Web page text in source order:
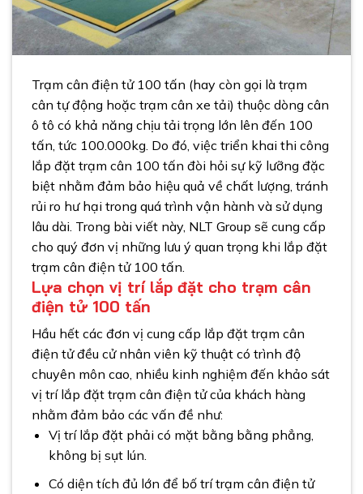
Trạm cân điện tử 100 tấn (hay còn gọi là trạm
cân tự động hoặc trạm cân xe tải) thuộc dòng cân
ô tô có khả năng chịu tải trọng lớn lên đến 100
tấn, tức 100.000kg. Do đó, việc triển khai thi công
lắp đặt trạm cân 100 tấn đòi hỏi sự kỹ lưỡng đặc
biệt nhằm đảm bảo hiệu quả về chất lượng, tránh
rủi ro hư hại trong quá trình vận hành và sử dụng
lâu dài. Trong bài viết này, NLT Group sẽ cung cấp
cho quý đơn vị những lưu ý quan trọng khi lắp đặt
trạm cân điện tử 100 tấn.
Lựa chọn vị trí lắp đặt cho trạm cân
điện tử 100 tấn
Hầu hết các đơn vị cung cấp lắp đặt trạm cân
điện tử đều cử nhân viên kỹ thuật có trình độ
chuyên môn cao, nhiều kinh nghiệm đến khảo sát
vị trí lắp đặt trạm cân điện tử của khách hàng
nhằm đảm bảo các vấn đề như:
Vị trí lắp đặt phải có mặt bằng bằng phẳng,
không bị sụt lún.
Có diện tích đủ lớn để bố trí trạm cân điện tử